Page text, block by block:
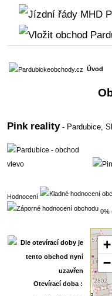
Úvod
Pink reality- Pardubice,
Hodnocení
0%
Otevírací doba :
+
−